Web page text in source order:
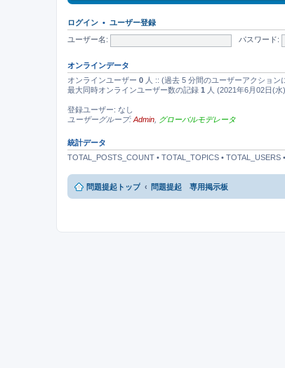
ログイン • ユーザー登録
ユーザー名: パスワード:
オンラインデータ
オンラインユーザー 0 人 :: (過去 5 分間のユーザーアクション
最大同時オンラインユーザー数の記録 1 人 (2021年6月02日(水
登録ユーザー: なし
ユーザーグループ: Admin グローバルモデレータ
統計データ
TOTAL_POSTS_COUNT • TOTAL_TOPICS • TOTAL_USERS
問題提起トップ 問題提起 専用掲示板